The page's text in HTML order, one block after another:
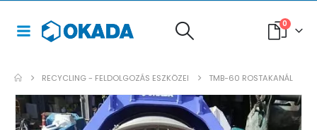
0
RECYCLING - FELDOLGOZÁS ESZKÖZEI TMB-60 ROSTAKANÁL